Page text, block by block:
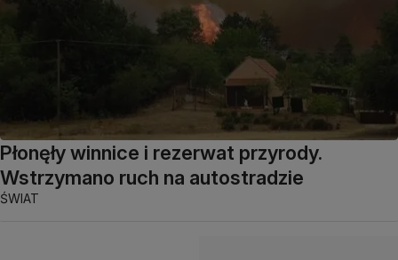
Płonęły winnice i rezerwat przyrody.
Wstrzymano ruch na autostradzie
ŚWIAT